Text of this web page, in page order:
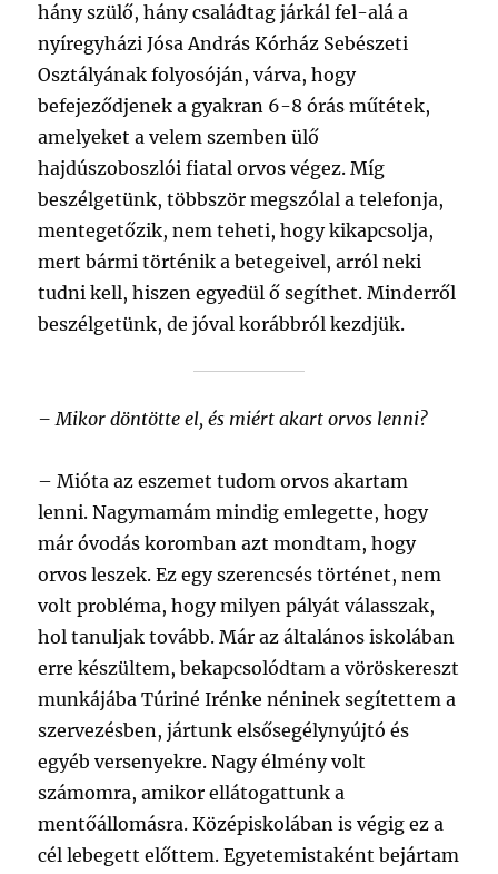
hány szülő, hány családtag járkál fel-alá a
nyíregyházi Jósa András Kórház Sebészeti
Osztályának folyosóján, várva, hogy
befejeződjenek a gyakran 6-8 órás műtétek,
amelyeket a velem szemben ülő
hajdúszoboszlói fiatal orvos végez. Míg
beszélgetünk, többször megszólal a telefonja,
mentegetőzik, nem teheti, hogy kikapcsolja,
mert bármi történik a betegeivel, arról neki
tudni kell, hiszen egyedül ő segíthet. Minderről
beszélgetünk, de jóval korábbról kezdjük.
– Mikor döntötte el, és miért akart orvos lenni?
–Mióta az eszemet tudom orvos akartam
lenni. Nagymamám mindig emlegette, hogy
már óvodás koromban azt mondtam, hogy
orvos leszek. Ez egy szerencsés történet, nem
volt probléma, hogy milyen pályát válasszak,
hol tanuljak tovább. Már az általános iskolában
erre készültem, bekapcsolódtam a vöröskereszt
munkájába Túriné Irénke néninek segítettem a
szervezésben, jártunk elsősegélynyújtó és
egyéb versenyekre. Nagy élmény volt
számomra, amikor ellátogattunk a
mentőállomásra. Középiskolában is végig ez a
cél lebegett előttem. Egyetemistaként bejártam